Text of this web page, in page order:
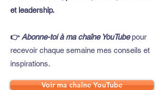
et leadership.
👉Abonne-toi à ma chaîne YouTube pour
recevoir chaque semaine mes conseils et
inspirations.
Voir ma chaîne YouTube